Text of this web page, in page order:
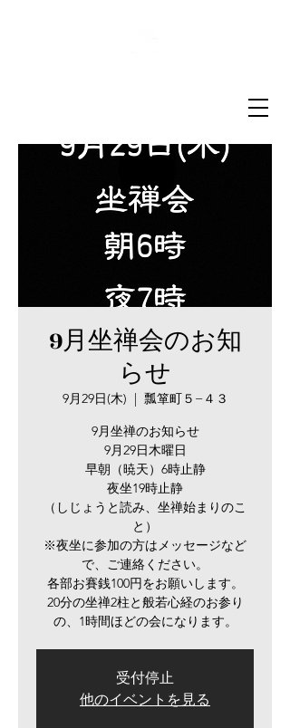
9月坐禅会のお知
らせ
9月29日(木)
  |
瓢箪町５−４３
9月坐禅のお知らせ
9月29日木曜日
早朝（暁天）6時止静
夜坐19時止静
（しじょうと読み、坐禅始まりのこ
と）
※夜坐に参加の方はメッセージなど
で、ご連絡ください。
各部お賽銭100円をお願いします。
20分の坐禅2柱と般若心経のお参り
の、1時間ほどの会になります。
受付停止
他のイベントを見る